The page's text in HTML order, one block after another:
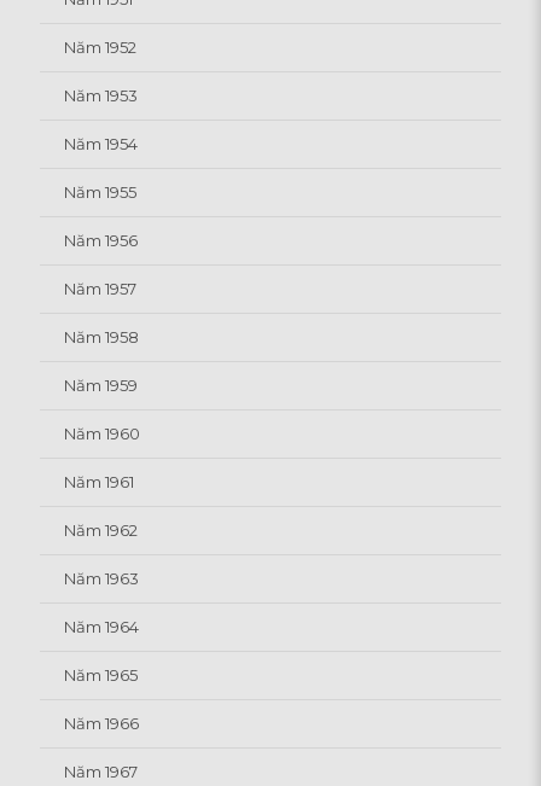
Năm 1952
Năm 1953
Năm 1954
Năm 1955
Năm 1956
Năm 1957
Năm 1958
Năm 1959
Năm 1960
Năm 1961
Năm 1962
Năm 1963
Năm 1964
Năm 1965
Năm 1966
Năm 1967